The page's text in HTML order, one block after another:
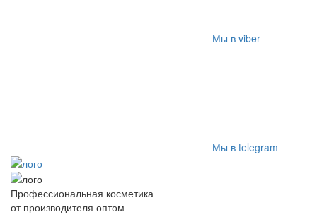
Мы в viber
Мы в telegram
Профессиональная косметика
от производителя оптом